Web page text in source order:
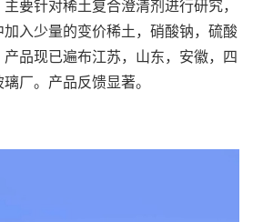
要针对稀土复合澄清剂进行研究，
入少量的变价稀土，硝酸钠，硫酸
品现已遍布江苏，山东，安徽，四
厂。产品反馈显著。